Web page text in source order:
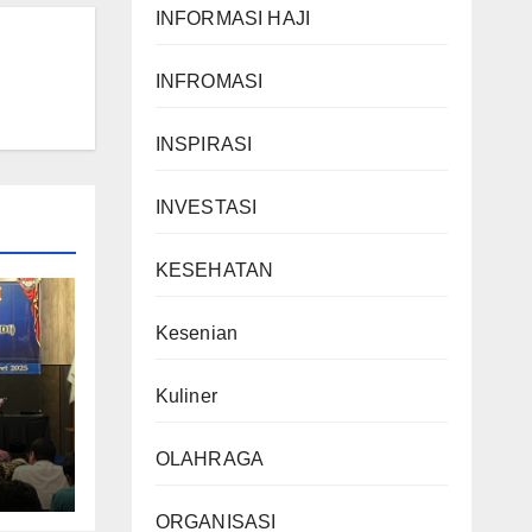
INFORMASI HAJI
INFROMASI
INSPIRASI
INVESTASI
KESEHATAN
Kesenian
Kuliner
OLAHRAGA
ORGANISASI